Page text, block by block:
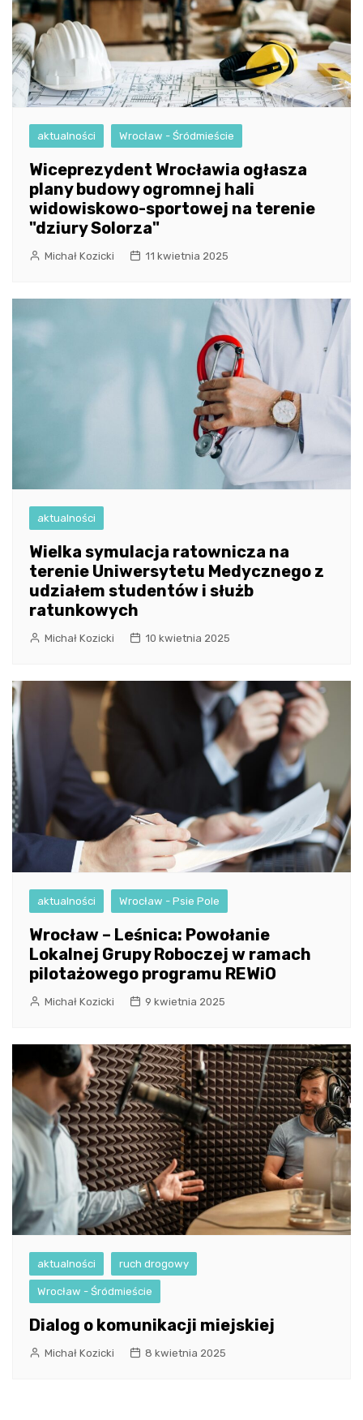
aktualności Wrocław - Śródmieście
Wiceprezydent Wrocławia ogłasza
plany budowy ogromnej hali
widowiskowo-sportowej na terenie
"dziury Solorza"
Michał Kozicki 11 kwietnia 2025
aktualności
Wielka symulacja ratownicza na
terenie Uniwersytetu Medycznego z
udziałem studentów i służb
ratunkowych
Michał Kozicki 10 kwietnia 2025
aktualności Wrocław - Psie Pole
Wrocław – Leśnica: Powołanie
Lokalnej Grupy Roboczej w ramach
pilotażowego programu REWiO
Michał Kozicki 9 kwietnia 2025
aktualności ruch drogowy
Wrocław - Śródmieście
Dialog o komunikacji miejskiej
Michał Kozicki 8 kwietnia 2025